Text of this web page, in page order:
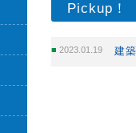
Pickup！
2023.01.19 建